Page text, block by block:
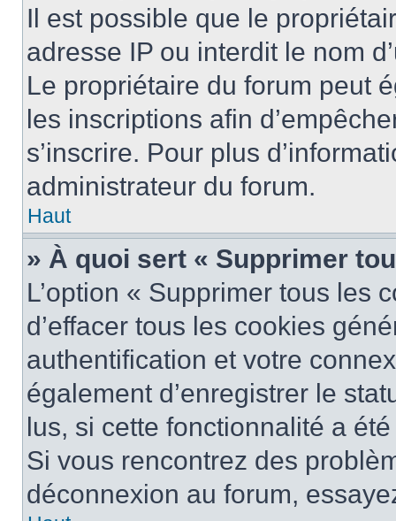
Il est possible que le
adresse IP ou interdit le nom
Le propriétaire du forum peut
les inscriptions afin
s’inscrire. Pour plus
administrateur du forum.
Haut
» À quoi sert « Supprimer
L’option « Supprimer tous les
d’effacer tous les cookies
authentification et votre
également d’enregistrer le
lus, si cette fonctionnalité a
Si vous rencontrez des
déconnexion au forum,